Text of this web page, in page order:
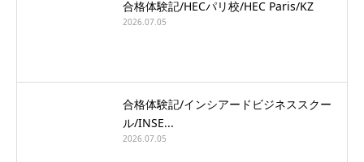
合格体験記/HECパリ校/HEC Paris/KZ
2026.07.05
合格体験記/インシアードビジネススクー
ル/INSE...
2026.07.05